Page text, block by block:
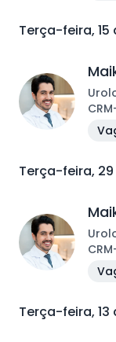
Terça-feira,
CRM
Terça-feira,
CRM
Terça-feira,